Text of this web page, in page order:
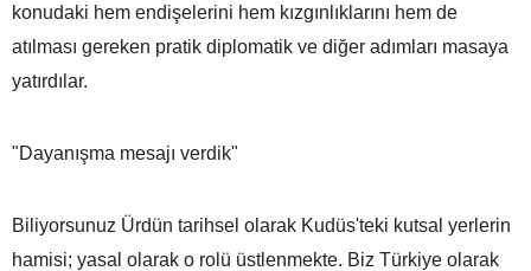
konudaki hem endişelerini hem kızgınlıklarını hem de
atılması gereken pratik diplomatik ve diğer adımları masaya
yatırdılar.
"Dayanışma mesajı verdik"
Biliyorsunuz Ürdün tarihsel olarak Kudüs'teki kutsal yerlerin
hamisi; yasal olarak o rolü üstlenmekte. Biz Türkiye olarak